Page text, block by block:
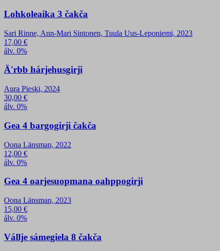
Lohkoleaika 3 čakča
Sari Rinne, Ann-Mari Sintonen, Tuula Uus-Leponiemi, 2023
17,00 €
álv. 0%
Äʹrbb hárjehusgirji
Aura Pieski, 2024
30,00 €
álv. 0%
Gea 4 bargogirji čakča
Oona Länsman, 2022
12,00 €
álv. 0%
Gea 4 oarjesuopmana oahppogirji
Oona Länsman, 2023
15,00 €
álv. 0%
Vállje sámegiela 8 čakča